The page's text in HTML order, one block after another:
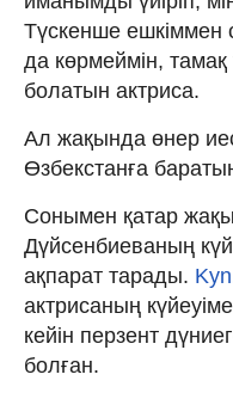
Түскенше ешкіммен
да көрмеймін, тамақ
болатын актриса.
Ал жақында өнер
Өзбекстанға
Сонымен қатар
Дүйсенбиеваның
ақпарат тарады.
актрисаның
кейін перзент
болған.